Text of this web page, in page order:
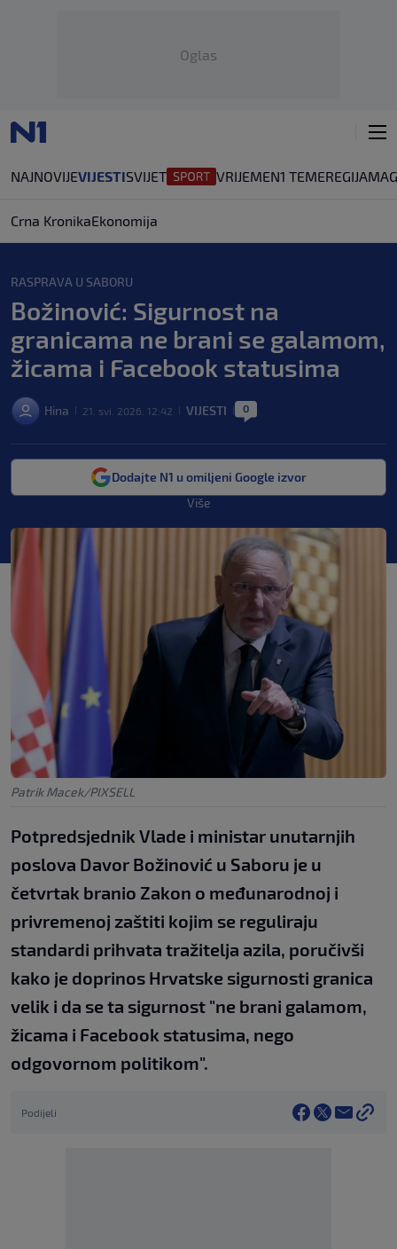
Oglas
NAJNOVIJEVIJESTISVIJET VRIJEMEN1 TEMEREGIJA
Crna KronikaEkonomija
RASPRAVA U SABORU
Božinović: Sigurnost na
granicama ne brani se galamom,
žicama i Facebook statusima
Hina 21. svi. 2026. 12:42 VIJESTI 0
Dodajte N1 u omiljeni Google izvor
Više
Patrik Macek/PIXSELL
Potpredsjednik Vlade i ministar unutarnjih
poslova Davor Božinović u Saboru je u
četvrtak branio Zakon o međunarodnoj i
privremenoj zaštiti kojim se reguliraju
standardi prihvata tražitelja azila, poručivši
kako je doprinos Hrvatske sigurnosti granica
velik i da se ta sigurnost "ne brani galamom,
žicama i Facebook statusima, nego
odgovornom politikom".
Podijeli